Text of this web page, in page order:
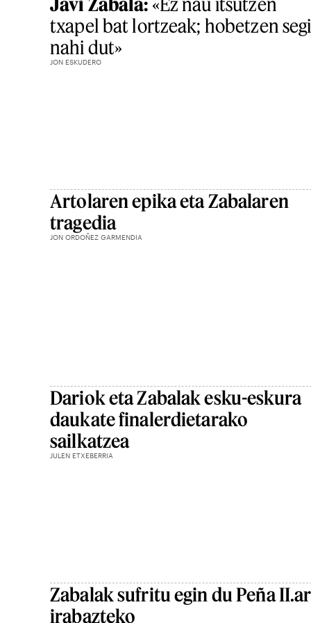
txapel bat lortzeak; hobetzen
nahi dut»
JON ESKUDERO
Artolaren epika eta Zabalaren
tragedia
JON ORDOÑEZ GARMENDIA
Dariok eta Zabalak esku-eskura
daukate finalerdietarako
sailkatzea
JULEN ETXEBERRIA
Zabalak sufritu egin du Peña
irabazteko